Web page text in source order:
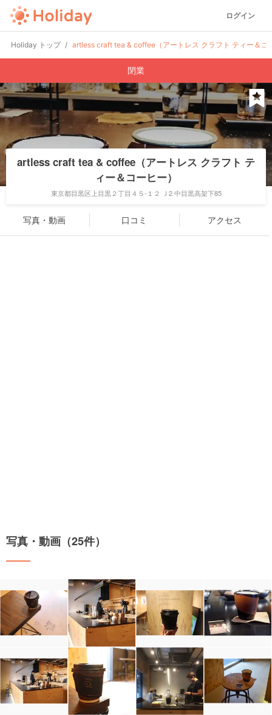
ログイン
Holiday トップ artless craft tea & coffee（アートレス クラフト ティー＆コ
閉業
artless craft tea & coffee（アートレス クラフト テ
ィー＆コーヒー）
東京都目黒区上目黒２丁目４５-１２ Ｊ2 中目黒高架下85
写真・動画 口コミ アクセス
写真・動画（25件）